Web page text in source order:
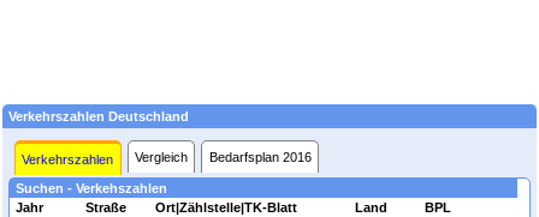
Verkehrszahlen Deutschland
Verkehrszahlen Vergleich Bedarfsplan 2016
Suchen - Verkehszahlen
Jahr
Straße Ort|Zählstelle|TK-Blatt Land BPL